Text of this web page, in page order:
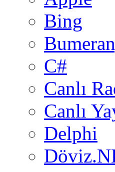
Bing
C#
Canlı
Canlı
Delphi